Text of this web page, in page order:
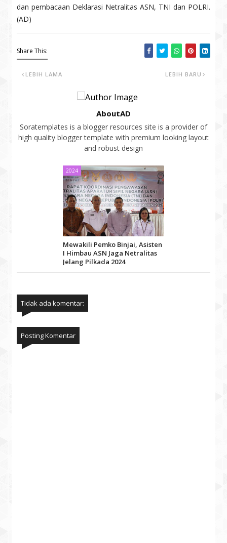
dan pembacaan Deklarasi Netralitas ASN, TNI dan POLRI.
(AD)
Share This:
LEBIH BARU
LEBIH LAMA
AboutAD
Soratemplates is a blogger resources site is a provider of
high quality blogger template with premium looking layout
and robust design
2024
Mewakili Pemko Binjai, Asisten
I Himbau ASN Jaga Netralitas
Jelang Pilkada 2024
Tidak ada komentar:
Posting Komentar